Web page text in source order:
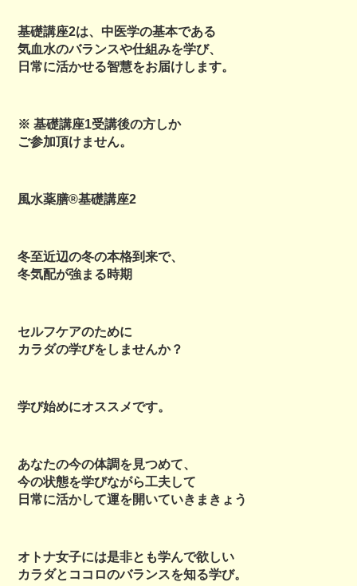
基礎講座2は、中医学の基本である
気血水のバランスや仕組みを学び、
日常に活かせる智慧をお届けします。
※ 基礎講座1受講後の方しか
ご参加頂けません。
風水薬膳®️基礎講座2
冬至近辺の冬の本格到来で、
冬気配が強まる時期
セルフケアのために
カラダの学びをしませんか？
学び始めにオススメです。
あなたの今の体調を見つめて、
今の状態を学びながら工夫して
日常に活かして運を開いていきまきょう
オトナ女子には是非とも学んで欲しい
カラダとココロのバランスを知る学び。